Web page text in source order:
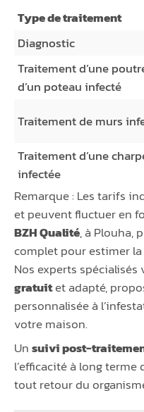
Type de traitement
Diagnostic
Traitement d’une
d’un poteau infecté
Traitement de murs
Traitement d’une
infectée
Remarque : Les tarifs
et peuvent fluctuer en
BZH Qualité, à Plouha,
complet pour estimer
Nos experts
gratuitet adapté,
personnalisée à
votre maison.
Unsuivi post-
l’efficacité à long
tout retour du